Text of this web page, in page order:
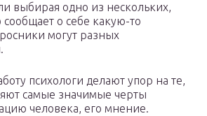
выбирая одно из нескольких,
сообщает о себе какую-то
могут разных
психологи делают упор на те,
самые значимые черты
человека, его мнение.